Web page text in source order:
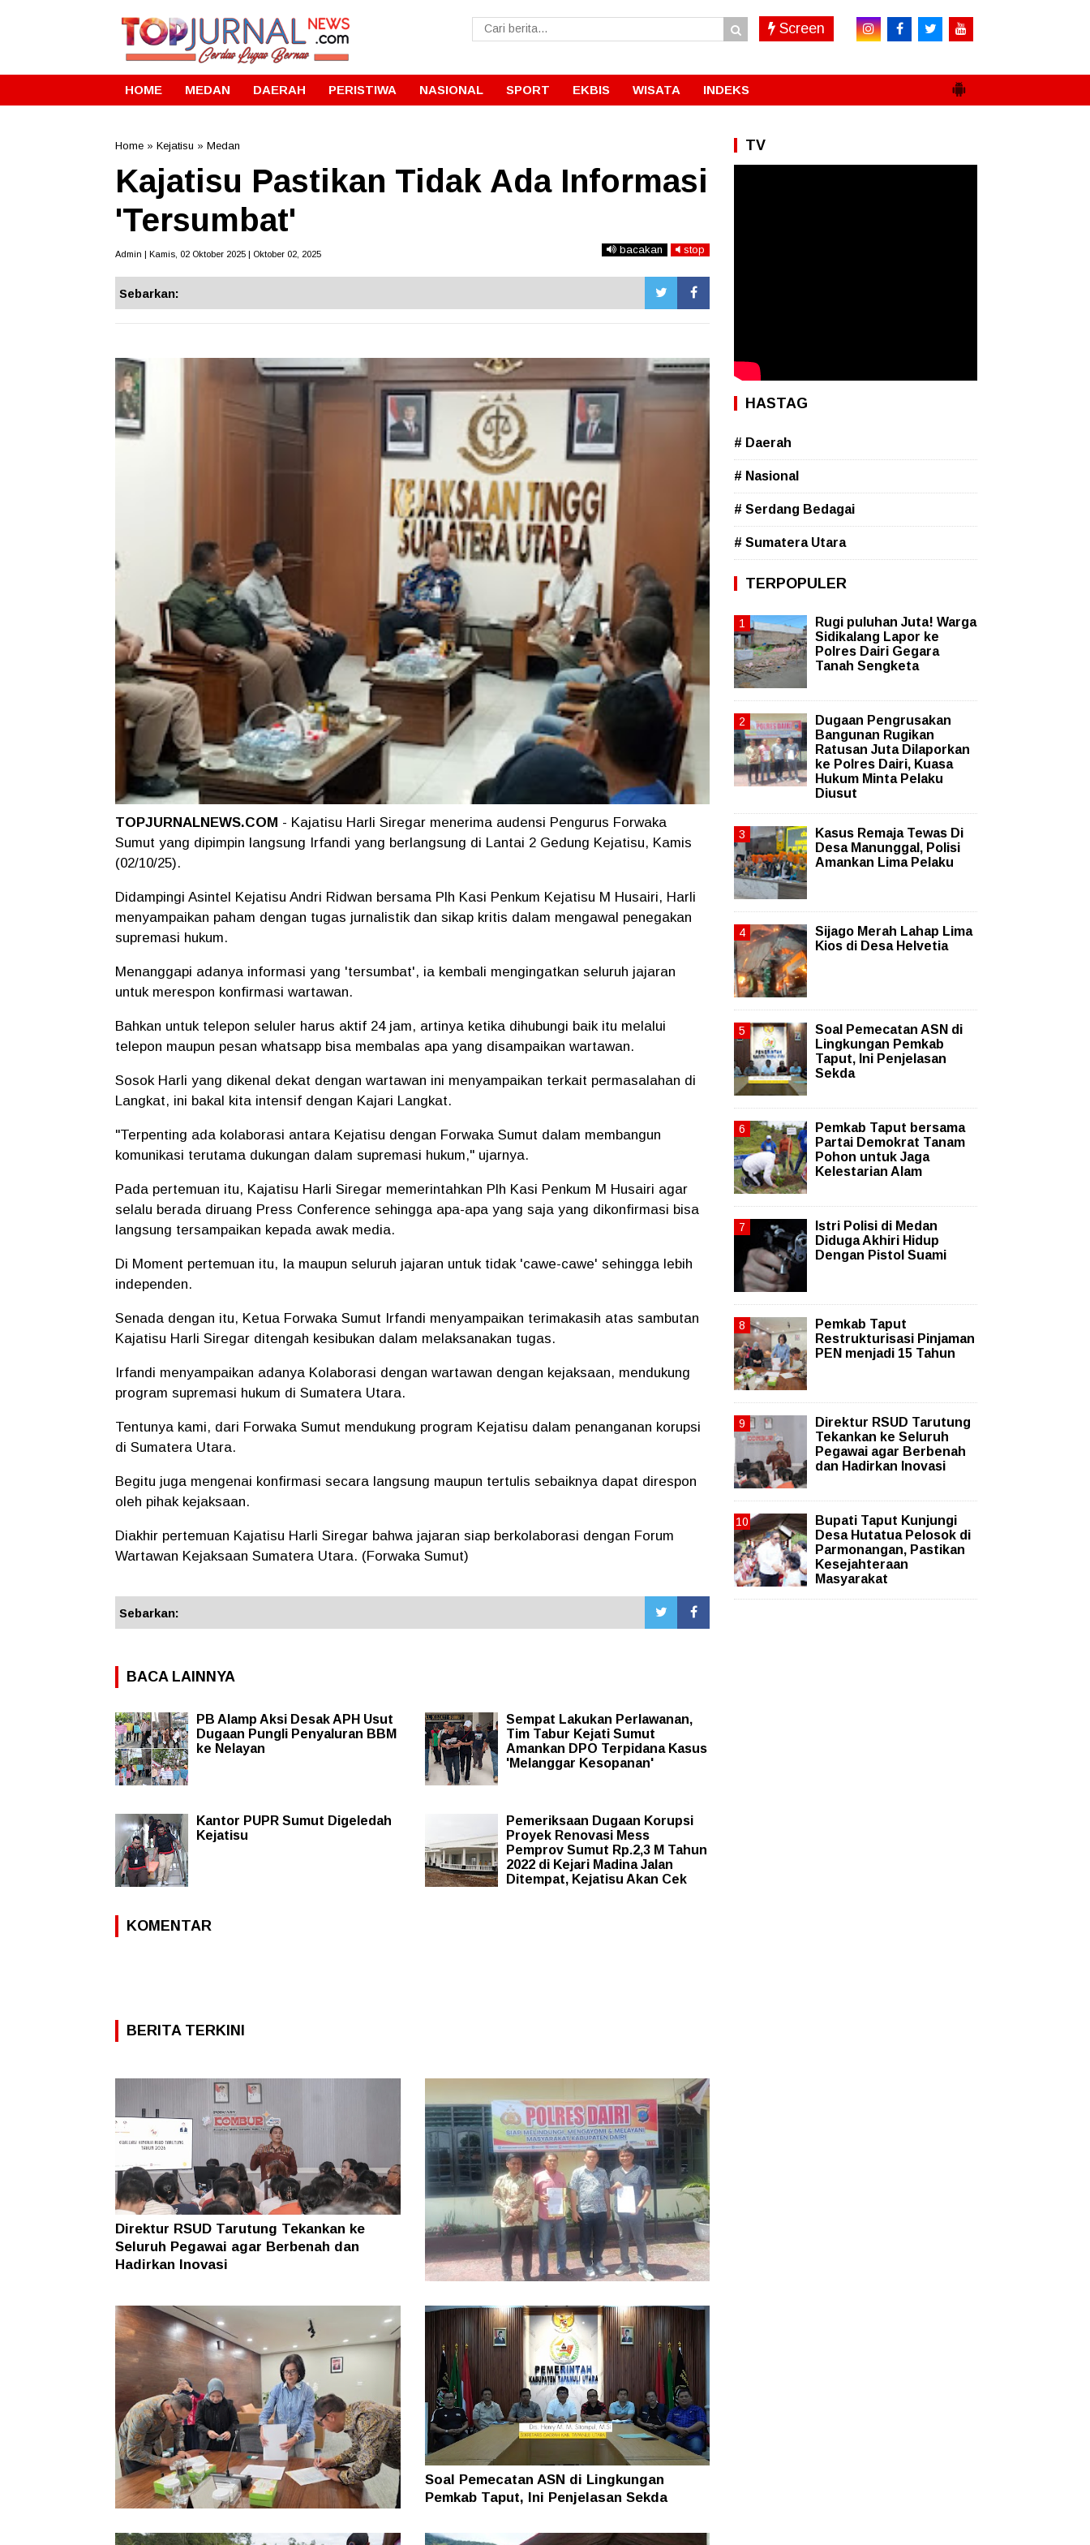
Screen
HOME MEDAN DAERAH PERISTIWA NASIONAL SPORT EKBIS WISATA INDEKS
Home » Kejatisu » Medan
Kajatisu Pastikan Tidak Ada Informasi
'Tersumbat'
Admin | Kamis, 02 Oktober 2025 | Oktober 02, 2025 bacakan stop
Sebarkan:
TOPJURNALNEWS.COM - Kajatisu Harli Siregar menerima audensi Pengurus Forwaka
Sumut yang dipimpin langsung Irfandi yang berlangsung di Lantai 2 Gedung Kejatisu, Kamis
(02/10/25).
Didampingi Asintel Kejatisu Andri Ridwan bersama Plh Kasi Penkum Kejatisu M Husairi, Harli
menyampaikan paham dengan tugas jurnalistik dan sikap kritis dalam mengawal penegakan
supremasi hukum.
Menanggapi adanya informasi yang 'tersumbat', ia kembali mengingatkan seluruh jajaran
untuk merespon konfirmasi wartawan.
Bahkan untuk telepon seluler harus aktif 24 jam, artinya ketika dihubungi baik itu melalui
telepon maupun pesan whatsapp bisa membalas apa yang disampaikan wartawan.
Sosok Harli yang dikenal dekat dengan wartawan ini menyampaikan terkait permasalahan di
Langkat, ini bakal kita intensif dengan Kajari Langkat.
"Terpenting ada kolaborasi antara Kejatisu dengan Forwaka Sumut dalam membangun
komunikasi terutama dukungan dalam supremasi hukum," ujarnya.
Pada pertemuan itu, Kajatisu Harli Siregar memerintahkan Plh Kasi Penkum M Husairi agar
selalu berada diruang Press Conference sehingga apa-apa yang saja yang dikonfirmasi bisa
langsung tersampaikan kepada awak media.
Di Moment pertemuan itu, Ia maupun seluruh jajaran untuk tidak 'cawe-cawe' sehingga lebih
independen.
Senada dengan itu, Ketua Forwaka Sumut Irfandi menyampaikan terimakasih atas sambutan
Kajatisu Harli Siregar ditengah kesibukan dalam melaksanakan tugas.
Irfandi menyampaikan adanya Kolaborasi dengan wartawan dengan kejaksaan, mendukung
program supremasi hukum di Sumatera Utara.
Tentunya kami, dari Forwaka Sumut mendukung program Kejatisu dalam penanganan korupsi
di Sumatera Utara.
Begitu juga mengenai konfirmasi secara langsung maupun tertulis sebaiknya dapat direspon
oleh pihak kejaksaan.
Diakhir pertemuan Kajatisu Harli Siregar bahwa jajaran siap berkolaborasi dengan Forum
Wartawan Kejaksaan Sumatera Utara. (Forwaka Sumut)
Sebarkan:
BACA LAINNYA
PB Alamp Aksi Desak APH Usut
Dugaan Pungli Penyaluran BBM
ke Nelayan
Sempat Lakukan Perlawanan,
Tim Tabur Kejati Sumut
Amankan DPO Terpidana Kasus
'Melanggar Kesopanan'
Kantor PUPR Sumut Digeledah
Kejatisu
Pemeriksaan Dugaan Korupsi
Proyek Renovasi Mess
Pemprov Sumut Rp.2,3 M Tahun
2022 di Kejari Madina Jalan
Ditempat, Kejatisu Akan Cek
KOMENTAR
BERITA TERKINI
Direktur RSUD Tarutung Tekankan ke
Seluruh Pegawai agar Berbenah dan
Hadirkan Inovasi
Dugaan Pengrusakan Bangunan Rugikan
Ratusan Juta Dilaporkan ke Polres Dairi,
Kuasa Hukum Minta Pelaku Diusut
Pemkab Taput Restrukturisasi Pinjaman
Soal Pemecatan ASN di Lingkungan
Pemkab Taput, Ini Penjelasan Sekda
TV
HASTAG
# Daerah
# Nasional
# Serdang Bedagai
# Sumatera Utara
TERPOPULER
Rugi puluhan Juta! Warga
Sidikalang Lapor ke
Polres Dairi Gegara
Tanah Sengketa
Dugaan Pengrusakan
Bangunan Rugikan
Ratusan Juta Dilaporkan
ke Polres Dairi, Kuasa
Hukum Minta Pelaku
Diusut
Kasus Remaja Tewas Di
Desa Manunggal, Polisi
Amankan Lima Pelaku
Sijago Merah Lahap Lima
Kios di Desa Helvetia
Soal Pemecatan ASN di
Lingkungan Pemkab
Taput, Ini Penjelasan
Sekda
Pemkab Taput bersama
Partai Demokrat Tanam
Pohon untuk Jaga
Kelestarian Alam
Istri Polisi di Medan
Diduga Akhiri Hidup
Dengan Pistol Suami
Pemkab Taput
Restrukturisasi Pinjaman
PEN menjadi 15 Tahun‎
Direktur RSUD Tarutung
Tekankan ke Seluruh
Pegawai agar Berbenah
dan Hadirkan Inovasi
Bupati Taput Kunjungi
Desa Hutatua Pelosok di
Parmonangan, Pastikan
Kesejahteraan
Masyarakat